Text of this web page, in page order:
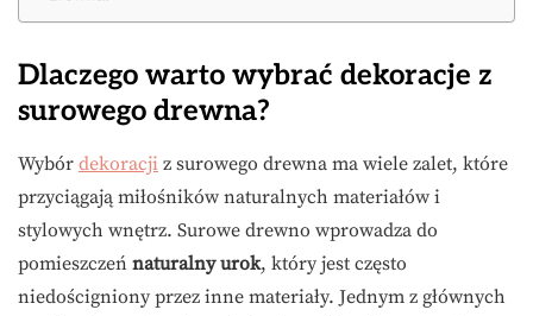
Dlaczego warto wybrać dekoracje z
surowego drewna?
Wybór dekoracji z surowego drewna ma wiele zalet, które
przyciągają miłośników naturalnych materiałów i
stylowych wnętrz. Surowe drewno wprowadza do
pomieszczeń naturalny urok, który jest często
niedościgniony przez inne materiały. Jednym z głównych